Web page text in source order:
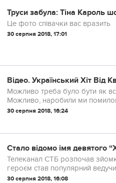
Труси забула: Тіна Кароль
Це фото співачки вас вразить
30 серпня 2018, 17:01
Відео. Український Хіт Від
Можливо треба було бути як
Можливо, наробили ми
30 серпня 2018, 16:24
Стало відомо імя девятого
Телеканал СТБ розпочав
героєм став популярний
редактор чоловічого журналу
30 серпня 2018, 16:08